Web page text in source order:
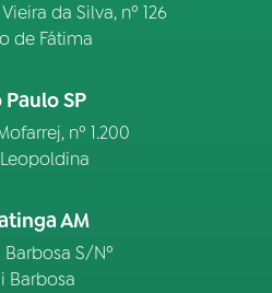
da Silva, nº 126
de Fátima
Paulo SP
nº 1.200
AM
Barbosa S/Nº
Barbosa